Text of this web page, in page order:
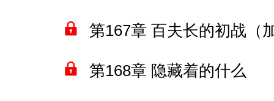
第167章 百夫长的初战（
第168章 隐藏着的什么